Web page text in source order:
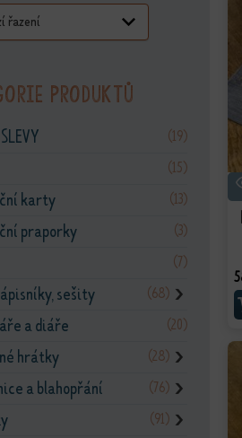
produktů
(19)
(15)
karty (13)
praporky (3)
(7)
sešity (68) ❯
a diáře (20)
hrátky (28) ❯
a blahopřání (76) ❯
(91) ❯